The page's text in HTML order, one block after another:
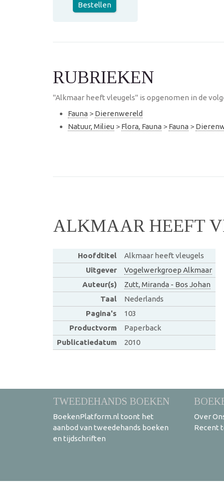
Bestellen
RUBRIEKEN
"Alkmaar heeft vleugels" is opgenomen in de
Fauna > Dierenwereld
Natuur, Milieu > Flora, Fauna > Fauna >
ALKMAAR HEEFT
Hoofdtitel
Alkmaar heeft vleugels
Uitgever
Vogelwerkgroep Alkmaar
Auteur(s)
Zutt, Miranda - Bos Johan
Taal
Nederlands
Pagina's
103
Productvorm
Paperback
Publicatiedatum
2010
TWEEDEHANDS BOEKEN
BoekenPlatform.nl toont het
aanbod van tweedehands boeken
en tijdschriften
Over
Recent